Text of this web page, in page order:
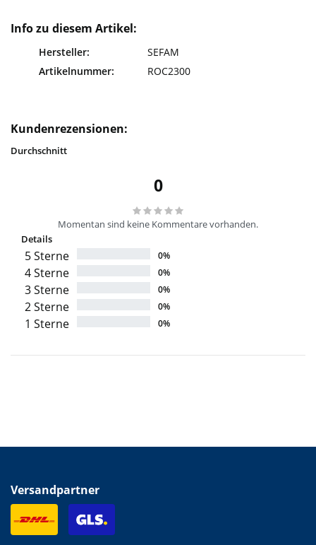
Info zu diesem Artikel:
Hersteller:
SEFAM
Artikelnummer:
ROC2300
Kundenrezensionen:
Durchschnitt
0
Momentan sind keine Kommentare vorhanden.
Details
5 Sterne 0%
4 Sterne 0%
3 Sterne 0%
2 Sterne 0%
1 Sterne 0%
Versandpartner